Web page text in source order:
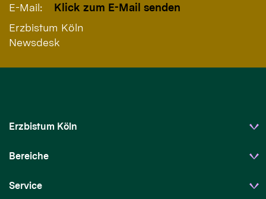
E-Mail:
Klick zum E-Mail senden
Erzbistum Köln
Newsdesk
Erzbistum Köln
Bereiche
Service